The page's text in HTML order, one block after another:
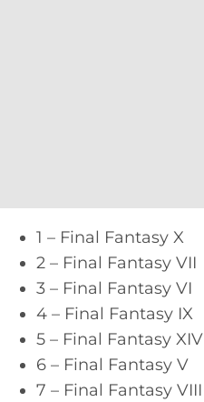
1 – Final Fantasy X
2 – Final Fantasy VII
3 – Final Fantasy VI
4 – Final Fantasy IX
5 – Final Fantasy XIV
6 – Final Fantasy V
7 – Final Fantasy VIII